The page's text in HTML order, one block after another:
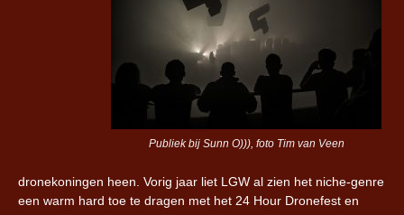
Publiek bij Sunn O))), foto Tim van Veen
dronekoningen heen. Vorig jaar liet LGW al zien het niche-genre
een warm hard toe te dragen met het 24 Hour Dronefest en